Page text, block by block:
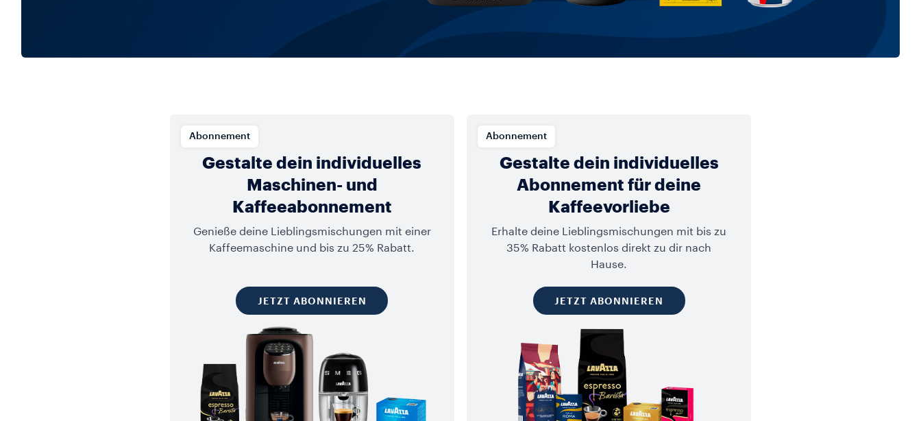
Gestalte dein individuelles
Maschinen- und
Kaffeeabonnement
Genieße deine Lieblingsmischungen mit einer
Kaffeemaschine und bis zu 25% Rabatt.
Abonnement
JETZT ABONNIEREN
Gestalte dein individuelles
Abonnement für deine
Kaffeevorliebe
Erhalte deine Lieblingsmischungen mit bis zu
35% Rabatt kostenlos direkt zu dir nach
Hause.
Abonnement
JETZT ABONNIEREN